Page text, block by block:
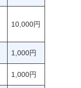
10,000円
1,000円
1,000円